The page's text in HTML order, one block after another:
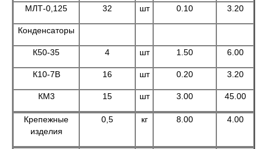
МЛТ-0,125 32 шт 0.10 3.20
Конденсаторы
К50-35 4 шт 1.50 6.00
К10-7В 16 шт 0.20 3.20
КМ3 15 шт 3.00 45.00
Крепежные
изделия
0,5 кг 8.00 4.00